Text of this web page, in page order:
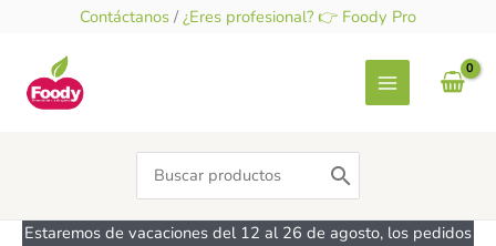
contenido
Contáctanos / ¿Eres profesional? 👉 Foody Pro
Search
for:
Estaremos de vacaciones del 12 al 26 de agosto, los pedidos